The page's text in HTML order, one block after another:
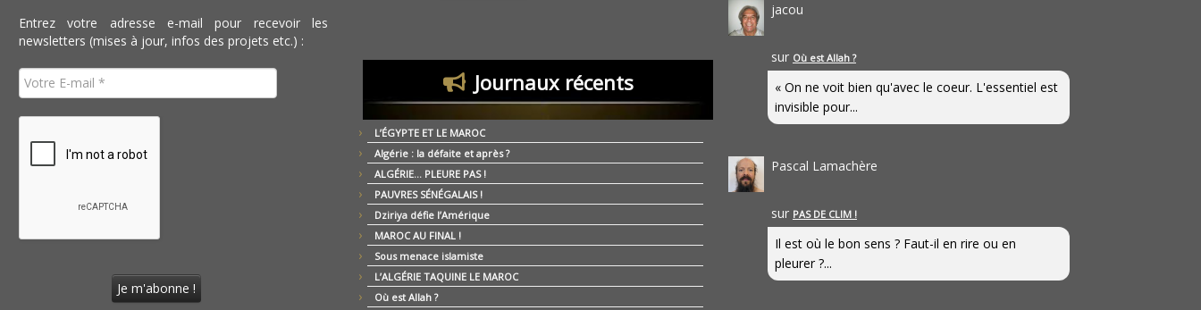
Entrez votre adresse e-mail pour recevoir les
newsletters (mises à jour, infos des projets etc.) :
Journaux récents
L’ÉGYPTE ET LE MAROC
Algérie : la défaite et après ?
ALGÉRIE… PLEURE PAS !
PAUVRES SÉNÉGALAIS !
Dziriya défie l’Amérique
MAROC AU FINAL !
Sous menace islamiste
L’ALGÉRIE TAQUINE LE MAROC
Où est Allah ?
jacou
sur Où est Allah ?
« On ne voit bien qu'avec le coeur. L'essentiel est
invisible pour...
Pascal Lamachère
sur PAS DE CLIM !
Il est où le bon sens ? Faut-il en rire ou en
pleurer ?...